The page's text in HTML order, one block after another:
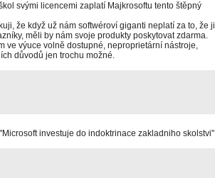
svými licencemi zaplatí Majkrosoftu tento štěpný
že když už nám softwéroví giganti neplatí za to, že ji
měli by nám svoje produkty poskytovat zdarma.
ve výuce volně dostupné, neproprietární nástroje,
důvodů jen trochu možné.
investuje do indoktrinace zakladniho skolstvi"